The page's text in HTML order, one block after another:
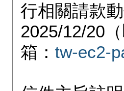
行相關請款
2025/12/20
箱： tw-ec2-